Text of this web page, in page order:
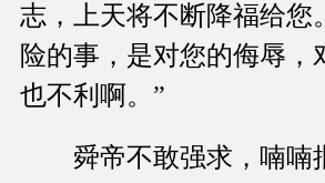
志，上天将不断降福给您
险的事，是对您的侮辱，
也不利啊。”
舜帝不敢强求，喃喃